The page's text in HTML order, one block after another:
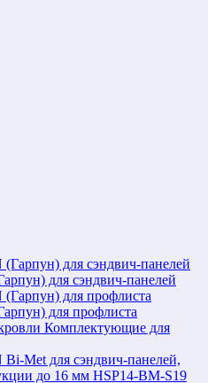
для сэндвич-панелей
для профлиста
Комплектующие для